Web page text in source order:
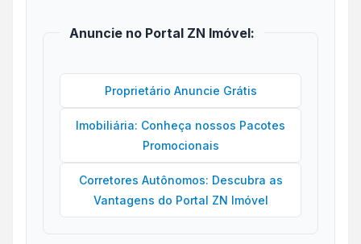
Anuncie no Portal ZN Imóvel:
Proprietário Anuncie Grátis
Imobiliária: Conheça nossos Pacotes
Promocionais
Corretores Autônomos: Descubra as
Vantagens do Portal ZN Imóvel